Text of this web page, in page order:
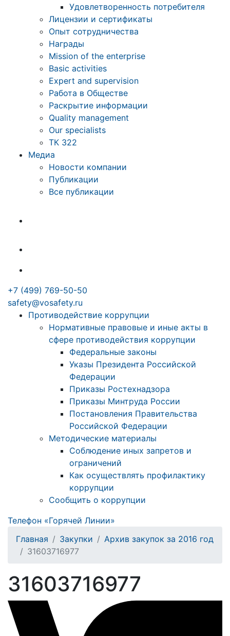
Удовлетворенность потребителя
Лицензии и сертификаты
Опыт сотрудничества
Награды
Mission of the enterprise
Basic activities
Expert and supervision
Работа в Обществе
Раскрытие информации
Quality management
Our specialists
ТК 322
Медиа
Новости компании
Публикации
Все публикации
+7 (499) 769-50-50
safety@vosafety.ru
Противодействие коррупции
Нормативные правовые и иные акты в
сфере противодействия коррупции
Федеральные законы
Указы Президента Российской
Федерации
Приказы Ростехнадзора
Приказы Минтруда России
Постановления Правительства
Российской Федерации
Методические материалы
Соблюдение иных запретов и
ограничений
Как осуществлять профилактику
коррупции
Сообщить о коррупции
Телефон «Горячей Линии»
Главная
Закупки
Архив закупок за 2016 год
31603716977
31603716977